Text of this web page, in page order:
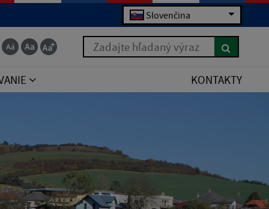
Slovenčina
Zadajte hľadaný výraz
KONTAKTY